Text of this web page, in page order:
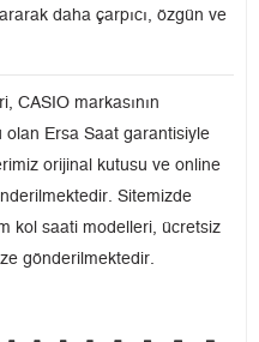
daha çarpıcı, özgün ve
CASIO markasının
olan Ersa Saat garantisiyle
orijinal kutusu ve online
Sitemizde
kol saati modelleri, ücretsiz
gönderilmektedir.